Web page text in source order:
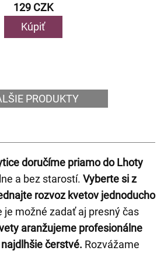
129 CZK
Kúpiť
PRODUKTY
doručíme priamo do Lhoty
a bez starostí. Vyberte si z
rozvoz kvetov jednoducho
je možné zadať aj presný čas
aranžujeme profesionálne
čerstvé. Rozvážame